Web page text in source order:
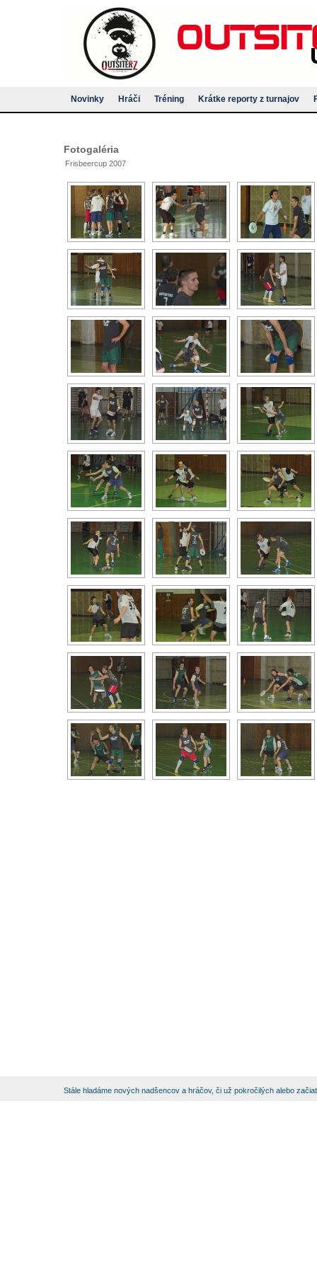
Novinky Hráči Tréning Krátke reporty z turnajov
Fotogaléria
Frisbeercup 2007
Stále hladáme nových nadšencov a hráčov, či už pokročilých alebo